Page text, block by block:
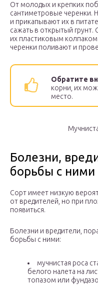
От молодых и крепких
сантиметровые черенки.
и прикапывают их в
сажать в открытый грунт.
их пластиковым
черенки поливают и
Обратите
корни, их
место.
Болезни,
борьбы с ними
Сорт имеет низкую
от вредителей, но при
появиться.
Болезни и вредители,
борьбы с ними:
мучнистая роса
белого налета на
топазом или